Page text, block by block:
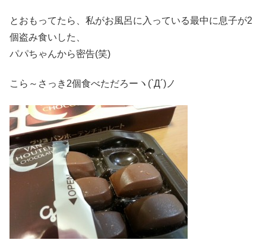
とおもってたら、私がお風呂に入っている最中に息子が2
個盗み食いした、
パパちゃんから密告(笑)
こら～さっき2個食べただろーヽ(`Д´)ノ